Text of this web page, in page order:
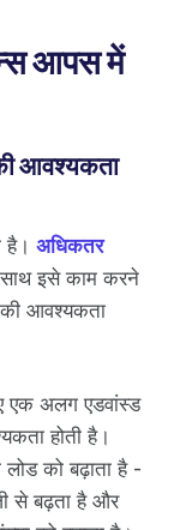
आपस में
आवश्यकता
है। अधिकतर
इसे काम करने
आवश्यकता
एक अलग एडवांस्ड
होती है।
को बढ़ाता है -
से बढ़ता है और